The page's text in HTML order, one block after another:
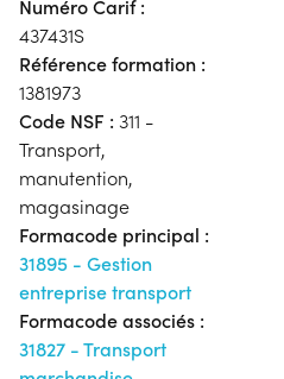
Numéro Carif :
437431S
Référence formation :
1381973
Code NSF : 311 -
Transport,
manutention,
magasinage
Formacode principal :
31895 - Gestion
entreprise transport
Formacode associés :
31827 - Transport